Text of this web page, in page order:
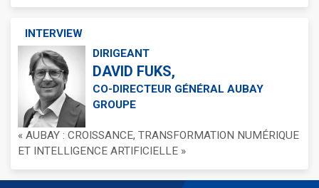
INTERVIEW
DIRIGEANT
DAVID FUKS,
CO-DIRECTEUR GÉNÉRAL AUBAY
GROUPE
« AUBAY : CROISSANCE, TRANSFORMATION NUMÉRIQUE
ET INTELLIGENCE ARTIFICIELLE »